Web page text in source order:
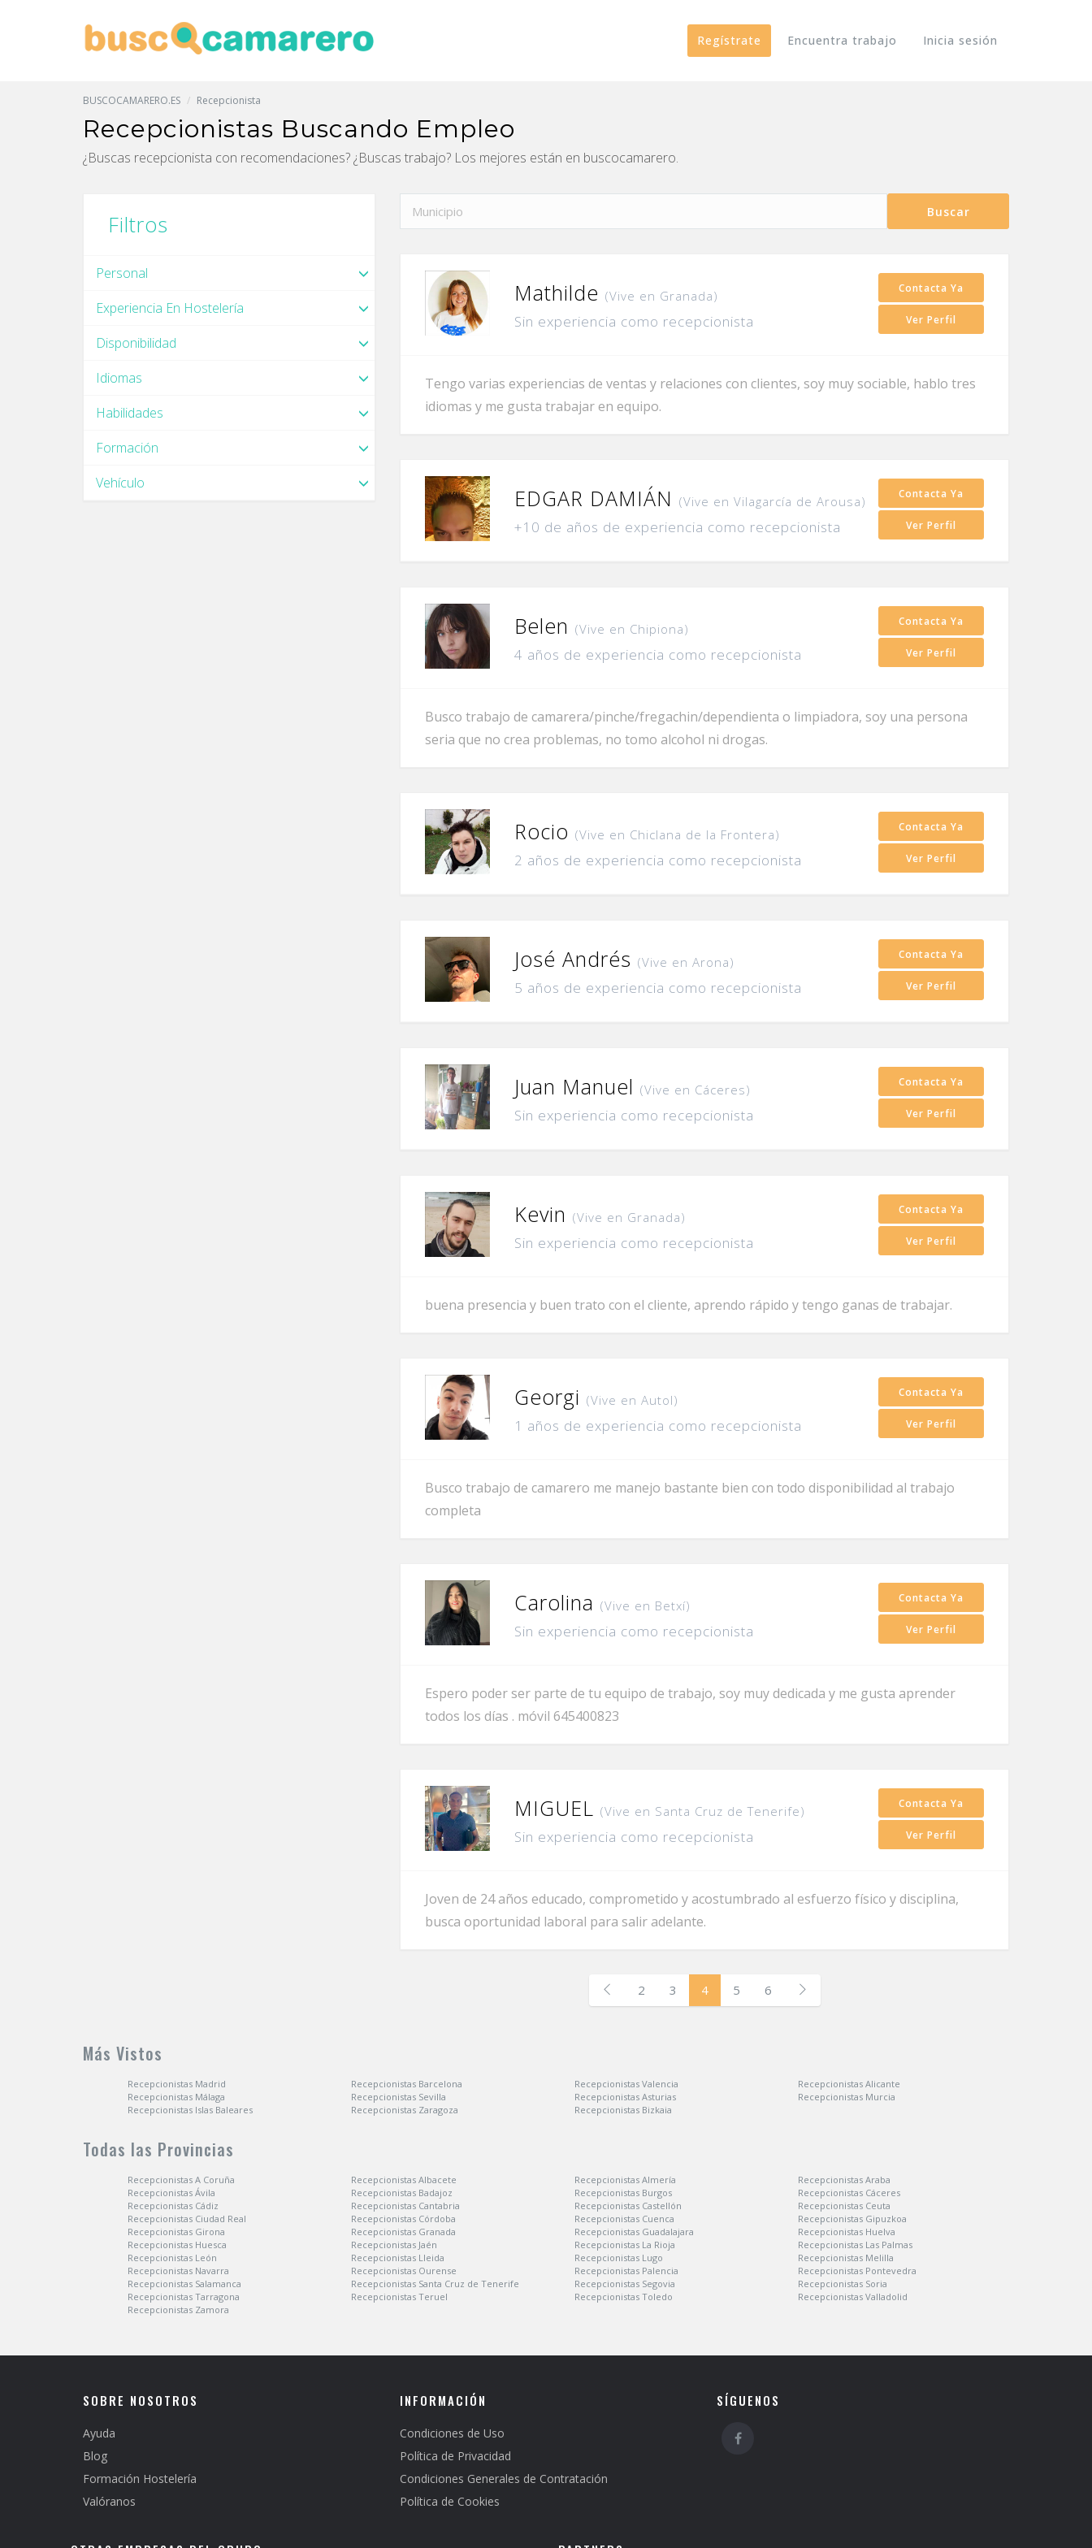
Regístrate Encuentra trabajo Inicia sesión
BUSCOCAMARERO.ES Recepcionista
Recepcionistas Buscando Empleo
¿Buscas recepcionista con recomendaciones? ¿Buscas trabajo? Los mejores están en buscocamarero.
Filtros
Personal
Experiencia En Hostelería
Disponibilidad
Idiomas
Habilidades
Formación
Vehículo
Buscar
Mathilde (Vive en Granada)
Sin experiencia como recepcionista
Contacta Ya
Ver Perfil
Tengo varias experiencias de ventas y relaciones con clientes, soy muy sociable, hablo tres
idiomas y me gusta trabajar en equipo.
EDGAR DAMIÁN (Vive en Vilagarcía de Arousa)
+10 de años de experiencia como recepcionista
Contacta Ya
Ver Perfil
Belen (Vive en Chipiona)
4 años de experiencia como recepcionista
Contacta Ya
Ver Perfil
Busco trabajo de camarera/pinche/fregachin/dependienta o limpiadora, soy una persona
seria que no crea problemas, no tomo alcohol ni drogas.
Rocio (Vive en Chiclana de la Frontera)
2 años de experiencia como recepcionista
Contacta Ya
Ver Perfil
José Andrés (Vive en Arona)
5 años de experiencia como recepcionista
Contacta Ya
Ver Perfil
Juan Manuel (Vive en Cáceres)
Sin experiencia como recepcionista
Contacta Ya
Ver Perfil
Kevin (Vive en Granada)
Sin experiencia como recepcionista
Contacta Ya
Ver Perfil
buena presencia y buen trato con el cliente, aprendo rápido y tengo ganas de trabajar.
Georgi (Vive en Autol)
1 años de experiencia como recepcionista
Contacta Ya
Ver Perfil
Busco trabajo de camarero me manejo bastante bien con todo disponibilidad al trabajo
completa
Carolina (Vive en Betxí)
Sin experiencia como recepcionista
Contacta Ya
Ver Perfil
Espero poder ser parte de tu equipo de trabajo, soy muy dedicada y me gusta aprender
todos los días . móvil 645400823
MIGUEL (Vive en Santa Cruz de Tenerife)
Sin experiencia como recepcionista
Contacta Ya
Ver Perfil
Joven de 24 años educado, comprometido y acostumbrado al esfuerzo físico y disciplina,
busca oportunidad laboral para salir adelante.
2 3 4 5 6
Más Vistos
Recepcionistas Madrid Recepcionistas Barcelona Recepcionistas Valencia
Recepcionistas Alicante
Recepcionistas Málaga
Recepcionistas Sevilla Recepcionistas Asturias
Recepcionistas Murcia
Recepcionistas Islas Baleares
Recepcionistas Zaragoza Recepcionistas Bizkaia
Todas las Provincias
Recepcionistas A Coruña Recepcionistas Albacete Recepcionistas Almería
Recepcionistas Araba
Recepcionistas Ávila
Recepcionistas Badajoz Recepcionistas Burgos
Recepcionistas Cáceres
Recepcionistas Cádiz
Recepcionistas Cantabria Recepcionistas Castellón
Recepcionistas Ceuta
Recepcionistas Ciudad Real
Recepcionistas Córdoba Recepcionistas Cuenca
Recepcionistas Gipuzkoa
Recepcionistas Girona
Recepcionistas Granada Recepcionistas Guadalajara
Recepcionistas Huelva
Recepcionistas Huesca
Recepcionistas Jaén Recepcionistas La Rioja
Recepcionistas Las Palmas
Recepcionistas León
Recepcionistas Lleida Recepcionistas Lugo
Recepcionistas Melilla
Recepcionistas Navarra
Recepcionistas Ourense Recepcionistas Palencia
Recepcionistas Pontevedra
Recepcionistas Salamanca
Recepcionistas Santa Cruz de Tenerife Recepcionistas Segovia
Recepcionistas Soria
Recepcionistas Tarragona
Recepcionistas Teruel Recepcionistas Toledo
Recepcionistas Valladolid
Recepcionistas Zamora
SOBRE NOSOTROS
Ayuda
Blog
Formación Hostelería
Valóranos
INFORMACIÓN
Condiciones de Uso
Política de Privacidad
Condiciones Generales de Contratación
Política de Cookies
SÍGUENOS